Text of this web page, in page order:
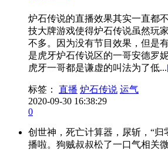
炉石传说的直播效果其实一直都
技大牌游戏使得炉石传说虽然玩
不多。因为没有节目效果，但是
是虎牙炉石传说区的一哥安德罗
虎牙一哥都是谦虚的叫法为了低...
标签： 直播 炉石传说 运气
2020-09-30 16:38:29
0
创世神，死亡计算器，尿斩，“归
播啦。狗贼叔叔松了一口气相关